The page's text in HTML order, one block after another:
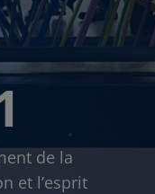
de la
et l’esprit